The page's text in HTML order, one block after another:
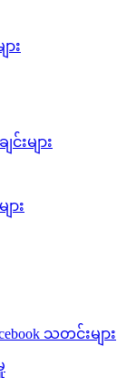
း
းများ
ား
သတင်းများ